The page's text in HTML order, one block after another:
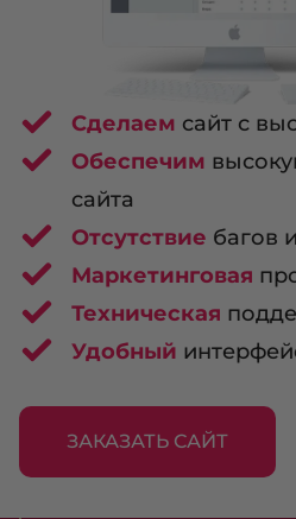
Сделаем сайт с
Обеспечим
сайта
Отсутствие багов
Маркетинговая
Техническая
Удобный
ЗАКАЗАТЬ САЙТ